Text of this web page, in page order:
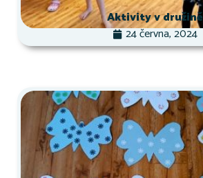
Aktivity v družině
24 června, 2024